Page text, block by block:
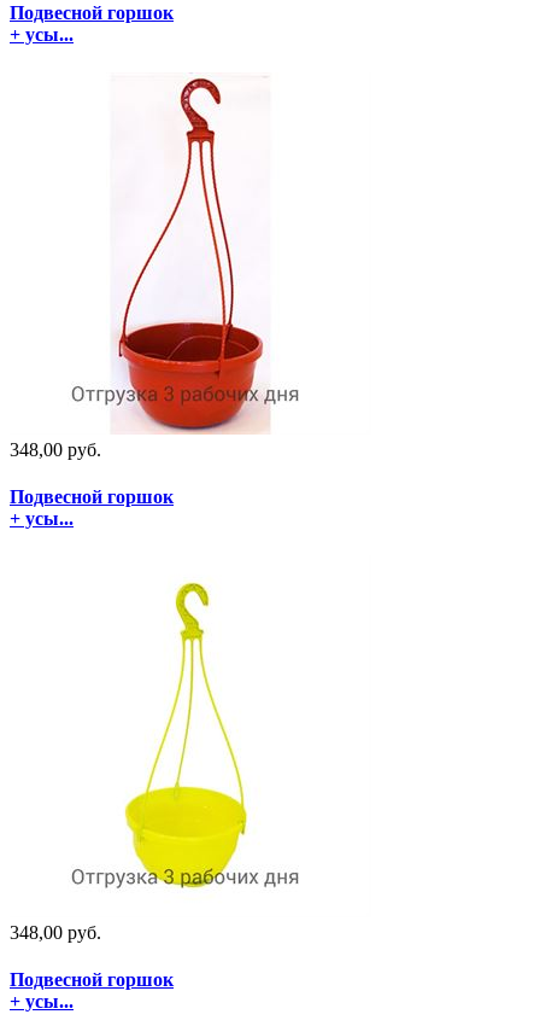
Подвесной горшок
+ усы...
348,00 руб.
Подвесной горшок
+ усы...
348,00 руб.
Подвесной горшок
+ усы...